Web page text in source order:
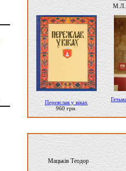
Переяслав у віках
960 грн.
Мацьків Теодор